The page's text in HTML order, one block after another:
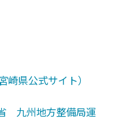
崎県公式サイト）
九州地方整備局運